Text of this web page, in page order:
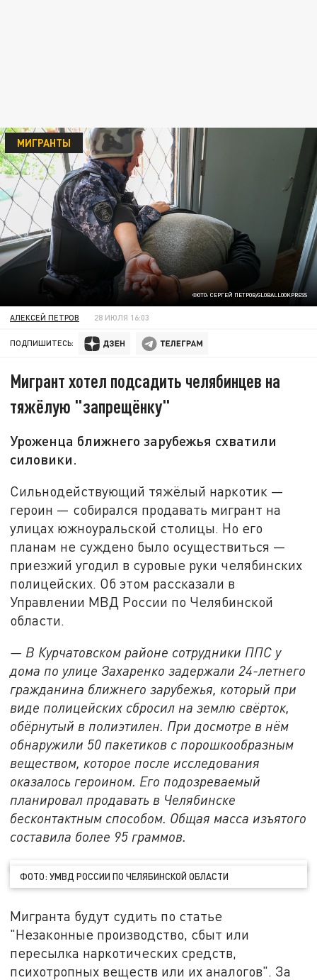
ФОТО: СЕРГЕЙ ПЕТРОВ/GLOBALLOOKPRESS
МИГРАНТЫ
АЛЕКСЕЙ ПЕТРОВ 28 ИЮЛЯ 16:03
ПОДПИШИТЕСЬ:
Мигрант хотел подсадить челябинцев на
тяжёлую "запрещёнку"
Уроженца ближнего зарубежья схватили
силовики.
Сильнодействующий тяжёлый наркотик —
героин — собирался продавать мигрант на
улицах южноуральской столицы. Но его
планам не суждено было осуществиться —
приезжий угодил в суровые руки челябинских
полицейских. Об этом рассказали в
Управлении МВД России по Челябинской
области.
— В Курчатовском районе сотрудники ППС у
дома по улице Захаренко задержали 24-летнего
гражданина ближнего зарубежья, который при
виде полицейских сбросил на землю свёрток,
обёрнутый в полиэтилен. При досмотре в нём
обнаружили 50 пакетиков с порошкообразным
веществом, которое после исследования
оказалось героином. Его подозреваемый
планировал продавать в Челябинске
бесконтактным способом. Общая масса изъятого
составила более 95 граммов.
ФОТО: УМВД РОССИИ ПО ЧЕЛЯБИНСКОЙ ОБЛАСТИ
Мигранта будут судить по статье
"Незаконные производство, сбыт или
пересылка наркотических средств,
психотропных веществ или их аналогов". За